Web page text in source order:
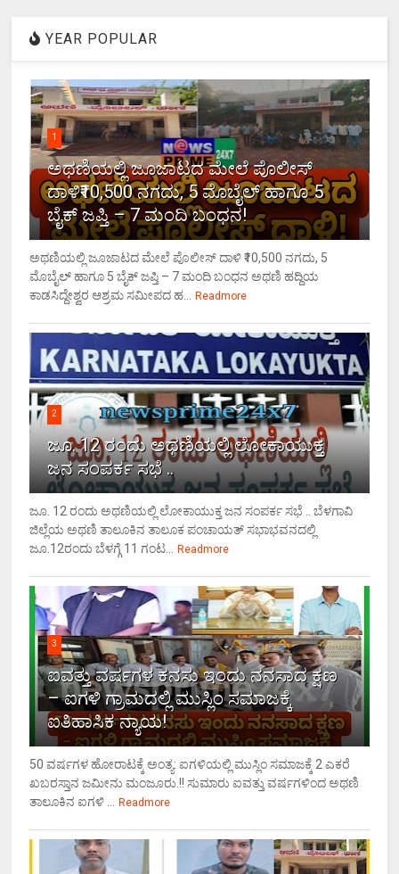
YEAR POPULAR
1
ಅಥಣಿಯಲ್ಲಿ ಜೂಜಾಟದ ಮೇಲೆ ಪೊಲೀಸ್
ದಾಳಿ₹10,500 ನಗದು, 5 ಮೊಬೈಲ್ ಹಾಗೂ 5
ಬೈಕ್ ಜಪ್ತಿ – 7 ಮಂದಿ ಬಂಧನ!
ಅಥಣಿಯಲ್ಲಿ ಜೂಜಾಟದ ಮೇಲೆ ಪೊಲೀಸ್ ದಾಳಿ ₹10,500 ನಗದು, 5
ಮೊಬೈಲ್ ಹಾಗೂ 5 ಬೈಕ್ ಜಪ್ತಿ – 7 ಮಂದಿ ಬಂಧನ ಅಥಣಿ ಹದ್ದಿಯ
ಕಾಡಸಿದ್ದೇಶ್ವರ ಆಶ್ರಮ ಸಮೀಪದ ಹ...
Readmore
2
ಜೂ. 12 ರಂದು ಅಥಣಿಯಲ್ಲಿ ಲೋಕಾಯುಕ್ತ
ಜನ ಸಂಪರ್ಕ ಸಭೆ ..
ಜೂ. 12 ರಂದು ಅಥಣಿಯಲ್ಲಿ ಲೋಕಾಯುಕ್ತ ಜನ ಸಂಪರ್ಕ ಸಭೆ .. ಬೆಳಗಾವಿ
ಜಿಲ್ಲೆಯ ಅಥಣಿ ತಾಲೂಕಿನ ತಾಲೂಕ ಪಂಚಾಯತ್ ಸಭಾಭವನದಲ್ಲಿ
ಜೂ.12ರಂದು ಬೆಳಗ್ಗೆ 11 ಗಂಟ...
Readmore
3
ಐವತ್ತು ವರ್ಷಗಳ ಕನಸು ಇಂದು ನನಸಾದ ಕ್ಷಣ
– ಐಗಳಿ ಗ್ರಾಮದಲ್ಲಿ ಮುಸ್ಲಿಂ ಸಮಾಜಕ್ಕೆ
ಐತಿಹಾಸಿಕ ನ್ಯಾಯ!
50 ವರ್ಷಗಳ ಹೋರಾಟಕ್ಕೆ ಅಂತ್ಯ: ಐಗಳಿಯಲ್ಲಿ ಮುಸ್ಲಿಂ ಸಮಾಜಕ್ಕೆ 2 ಎಕರೆ
ಖಬರಸ್ತಾನ ಜಮೀನು ಮಂಜೂರು.!! ಸುಮಾರು ಐವತ್ತು ವರ್ಷಗಳಿಂದ ಅಥಣಿ
ತಾಲೂಕಿನ ಐಗಳಿ ...
Readmore